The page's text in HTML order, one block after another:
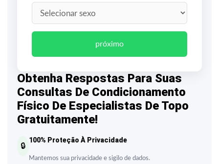
Obtenha Respostas Para Suas
Consultas De Condicionamento
Físico De Especialistas De Topo
Gratuitamente!
🔒
100% Proteção À Privacidade
Mantemos sua privacidade e sigilo de dados.
próximo